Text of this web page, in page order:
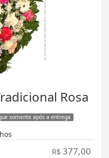
Rosa
somente após a entrega
R$ 377,00